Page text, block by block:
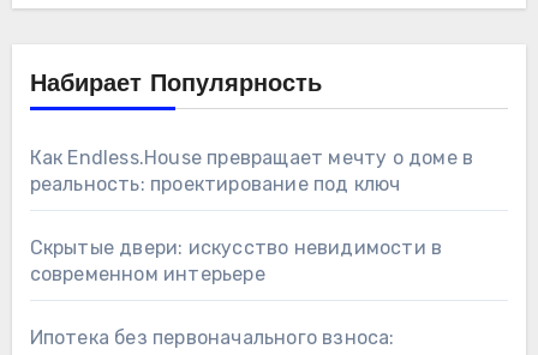
Набирает Популярность
Как Endless.House превращает мечту о доме в
реальность: проектирование под ключ
Скрытые двери: искусство невидимости в
современном интерьере
Ипотека без первоначального взноса: